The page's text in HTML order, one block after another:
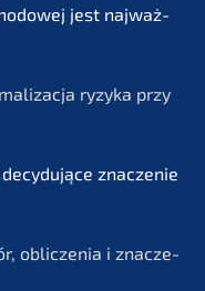
jest najważ­
ryzyka przy
decydu­jące znacze­nie
oblic­ze­nia i znacze­